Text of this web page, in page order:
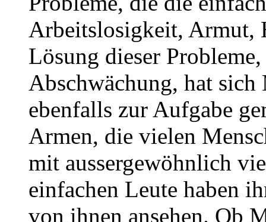
Arbeitslosigkeit, Armut,
Lösung dieser
Abschwächung, hat
ebenfalls zur Aufgabe
Armen, die vielen
mit aussergewöhnlich
einfachen Leute haben
von ihnen ansehen. Ob